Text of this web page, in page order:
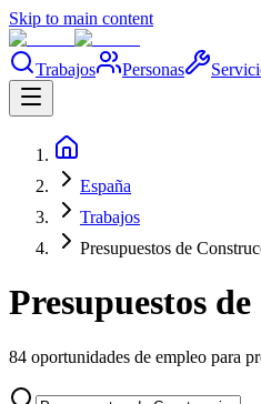
Skip to main content
Trabajos Personas
España
Trabajos
Presupuestos de
Presupuestos
84 oportunidades de empleo para